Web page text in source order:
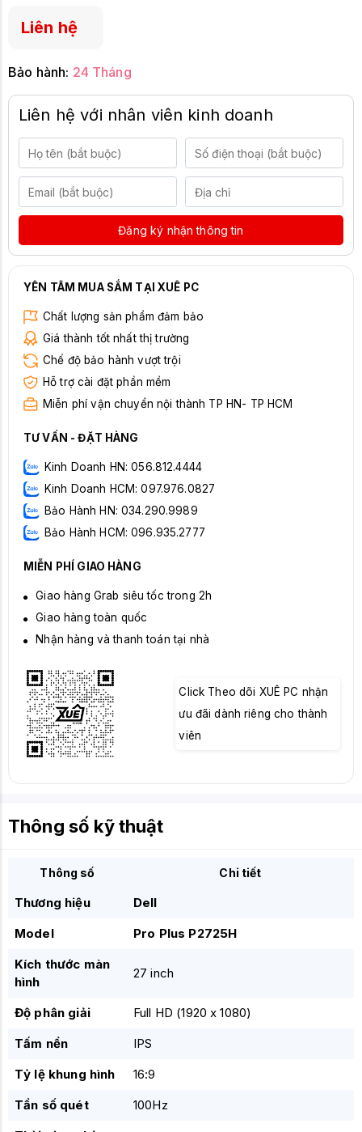
to-B (upstream)
Liên hệ
Bảo hành: 24 Tháng
Liên hệ với nhân viên kinh doanh
Đăng ký nhận thông tin
YÊN TÂM MUA SẮM TẠI XUÊ PC
Chất lượng sản phẩm đảm bảo
Giá thành tốt nhất thị trường
Chế độ bảo hành vượt trội
Hỗ trợ cài đặt phần mềm
Miễn phí vận chuyển nội thành TP HN- TP HCM
TƯ VẤN - ĐẶT HÀNG
Kinh Doanh HN: 056.812.4444
Kinh Doanh HCM: 097.976.0827
Bảo Hành HN: 034.290.9989
Bảo Hành HCM: 096.935.2777
MIỄN PHÍ GIAO HÀNG
Giao hàng Grab siêu tốc trong 2h
Giao hàng toàn quốc
Nhận hàng và thanh toán tại nhà
Click Theo dõi XUÊ PC nhận
ưu đãi dành riêng cho thành
viên
Thông số kỹ thuật
Thông số Chi tiết
Thương hiệu
Dell
Model
Pro Plus P2725H
Kích thước màn
hình
27 inch
Độ phân giải
Full HD (1920 x 1080)
Tấm nền
IPS
Tỷ lệ khung hình
16:9
Tần số quét
100Hz